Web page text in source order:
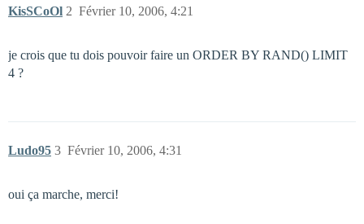
KisSCoOl Février 10, 2006, 4:21
2
je crois que tu dois pouvoir faire un ORDER BY RAND() LIMIT
4 ?
Ludo95 Février 10, 2006, 4:31
3
oui ça marche, merci!